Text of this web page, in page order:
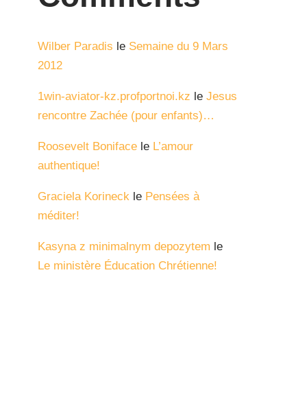
Wilber Paradis le Semaine du 9 Mars
2012
1win-aviator-kz.profportnoi.kz le Jesus
rencontre Zachée (pour enfants)…
Roosevelt Boniface le L’amour
authentique!
Graciela Korineck le Pensées à
méditer!
Kasyna z minimalnym depozytem le
Le ministère Éducation Chrétienne!